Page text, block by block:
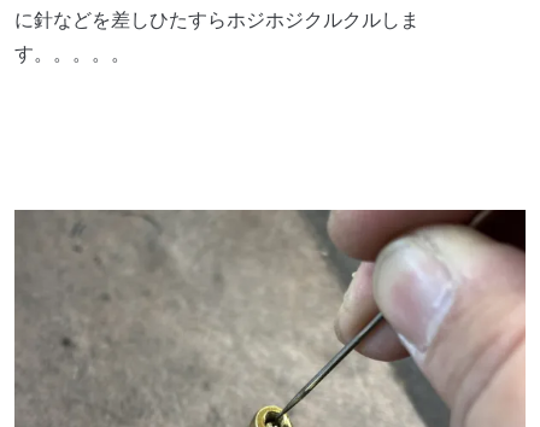
に針などを差しひたすらホジホジクルクルしま
す。。。。。